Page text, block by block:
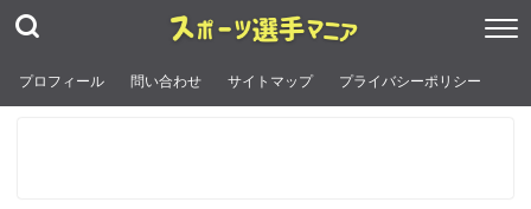
プロフィール 問い合わせ サイトマップ プライバシーポリシー